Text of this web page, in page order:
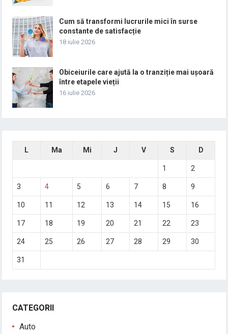
Cum să transformi lucrurile mici în surse
constante de satisfacție
18 iulie 2026
Obiceiurile care ajută la o tranziție mai ușoară
între etapele vieții
16 iulie 2026
L Ma Mi J V S D
1 2
3 4 5 6 7 8 9
10 11 12 13 14 15 16
17 18 19 20 21 22 23
24 25 26 27 28 29 30
31
CATEGORII
Auto